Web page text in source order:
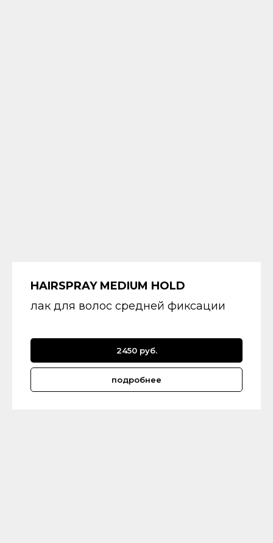
HAIRSPRAY MEDIUM HOLD
лак для волос средней фиксации
2450 руб.
подробнее